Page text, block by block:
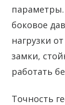
боковое
нагрузки
замки,
работать
Точность